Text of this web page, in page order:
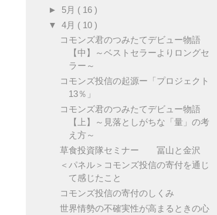
► 5月 ( 16 )
▼4月 ( 10 )
コモンズ君のつみたてデビュー物語
【中】～ベストセラーよりロングセ
ラー～
コモンズ投信の起源ー「プロジェクト
13％」
コモンズ君のつみたてデビュー物語
【上】～見落としがちな「量」の考
え方～
草食投資隊セミナー 冨山と金沢
＜パネル＞コモンズ投信の寄付を通じ
て感じたこと
コモンズ投信の寄付のしくみ
世界情勢の不確実性が高まるときの心